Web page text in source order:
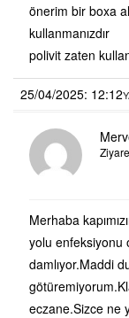
önerim bir boxa
kullanmanızdır
polivit zaten
25/04/2025: 12:12
Merhaba
yolu enfeksiyonu
damlıyor.Maddi
eczane.Sizce ne